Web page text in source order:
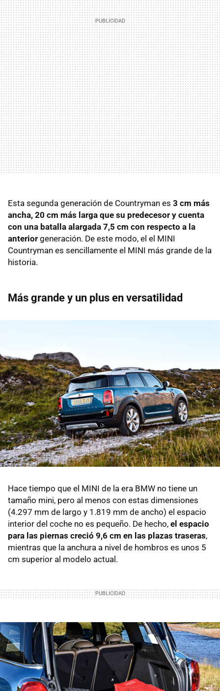
Esta segunda generación de Countryman es 3 cm más
ancha, 20 cm más larga que su predecesor y cuenta
con una batalla alargada 7,5 cm con respecto a la
anterior generación. De este modo, el el MINI
Countryman es sencillamente el MINI más grande de la
historia.
Más grande y un plus en versatilidad
Hace tiempo que el MINI de la era BMW no tiene un
tamaño mini, pero al menos con estas dimensiones
(4.297 mm de largo y 1.819 mm de ancho) el espacio
interior del coche no es pequeño. De hecho, el espacio
para las piernas creció 9,6 cm en las plazas traseras,
mientras que la anchura a nivel de hombros es unos 5
cm superior al modelo actual.